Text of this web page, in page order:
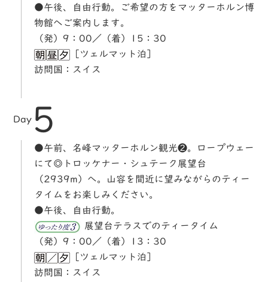
●午後、自由行動。ご希望の方をマッターホルン博
物館へご案内します。
（発）9：00／（着）15：30
［ツェルマット泊］
訪問国：スイス
Day 5
●午前、名峰マッターホルン観光❷。ロープウェー
にて◎トロッケナー・シュテーク展望台
（2939m）へ。山容を間近に望みながらのティー
タイムをお楽しみください。
●午後、自由行動。
展望台テラスでのティータイム
（発）9：00／（着）13：30
［ツェルマット泊］
訪問国：スイス